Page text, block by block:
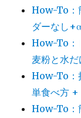
How-To：
ダーなし
How-To：
麦粉と水だ
How-To：
単食べ方 +
How-To：